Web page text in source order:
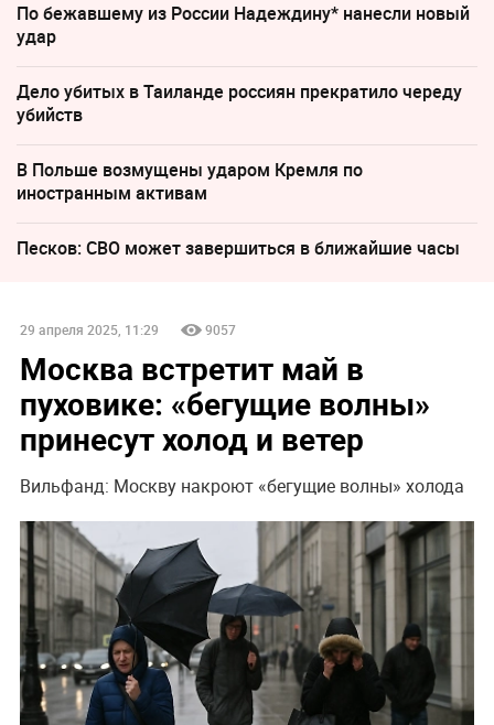
По бежавшему из России Надеждину* нанесли новый
удар
Дело убитых в Таиланде россиян прекратило череду
убийств
В Польше возмущены ударом Кремля по
иностранным активам
Песков: СВО может завершиться в ближайшие часы
29 апреля 2025, 11:29 9057
Москва встретит май в
пуховике: «бегущие волны»
принесут холод и ветер
Вильфанд: Москву накроют «бегущие волны» холода